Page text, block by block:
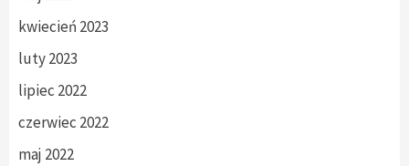
kwiecień 2023
luty 2023
lipiec 2022
czerwiec 2022
maj 2022